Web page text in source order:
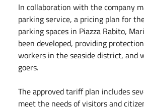
In collaboration with the company
parking service, a pricing plan for
parking spaces in Piazza Rabito,
been developed, providing
workers in the seaside district, and
goers.
The approved tariff plan includes
meet the needs of visitors and